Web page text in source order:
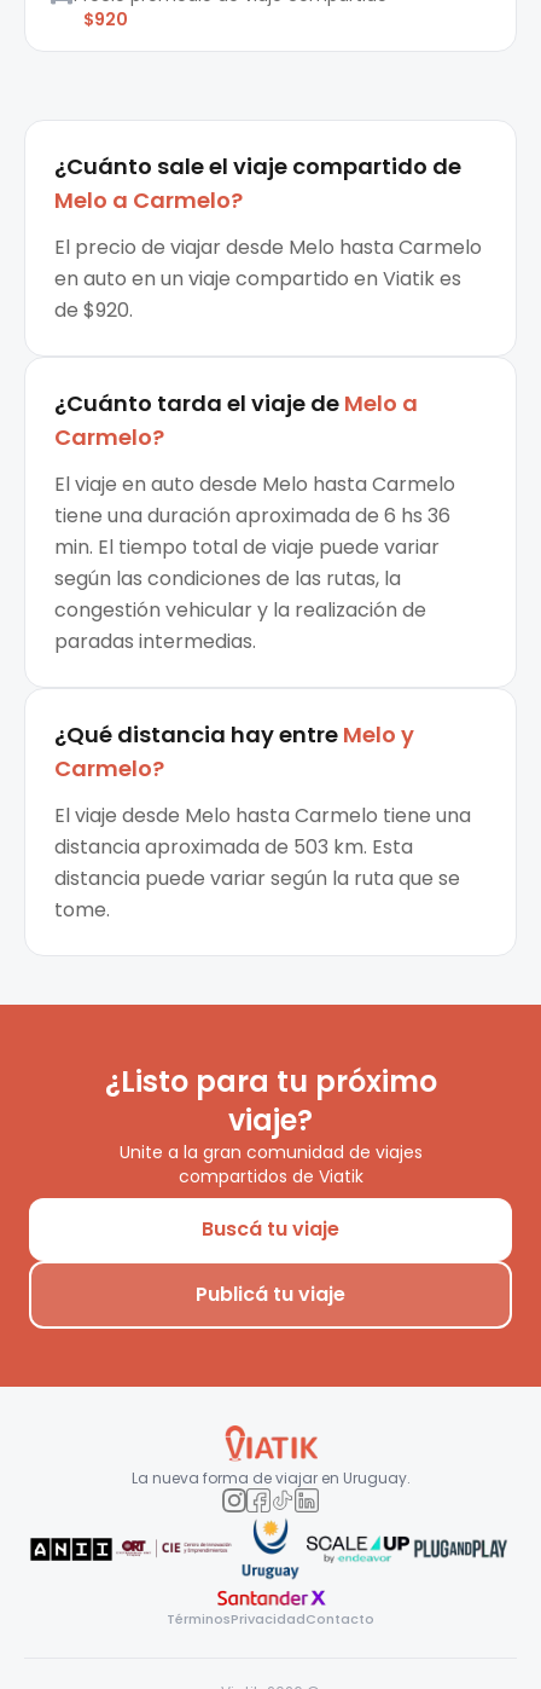
$920
¿Cuánto sale el viaje compartido de
Melo a Carmelo?
El precio de viajar desde Melo hasta Carmelo
en auto en un viaje compartido en Viatik es
de $920.
¿Cuánto tarda el viaje de Melo a
Carmelo?
El viaje en auto desde Melo hasta Carmelo
tiene una duración aproximada de 6 hs 36
min. El tiempo total de viaje puede variar
según las condiciones de las rutas, la
congestión vehicular y la realización de
paradas intermedias.
¿Qué distancia hay entre Melo y
Carmelo?
El viaje desde Melo hasta Carmelo tiene una
distancia aproximada de 503 km. Esta
distancia puede variar según la ruta que se
tome.
¿Listo para tu próximo
viaje?
Unite a la gran comunidad de viajes
compartidos de Viatik
Buscá tu viaje
Publicá tu viaje
La nueva forma de viajar en Uruguay.
TérminosPrivacidadContacto